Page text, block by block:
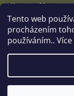
Tento web
procházením
používáním..
Vše o nákupu
O společnosti
Kamenné
Kontakt